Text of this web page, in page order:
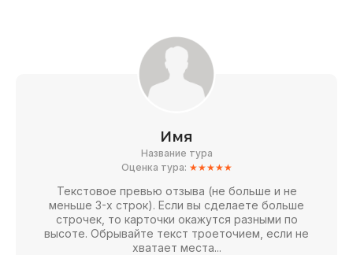
Имя
Название тура
Оценка тура: ★★★★★
Текстовое превью отзыва (не больше и не
меньше 3-х строк). Если вы сделаете больше
строчек, то карточки окажутся разными по
высоте. Обрывайте текст троеточием, если не
хватает места...